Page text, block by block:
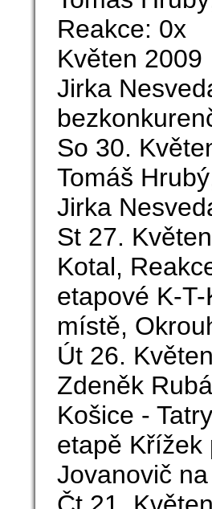
Reakce: 0x
Květen 2009
Jirka
So 30.
Tomáš
Jirka
St 27.
Kotal,
etapové K-
místě,
Út 26.
Zdeněk
Košice -
etapě Křížek
Jovanovič